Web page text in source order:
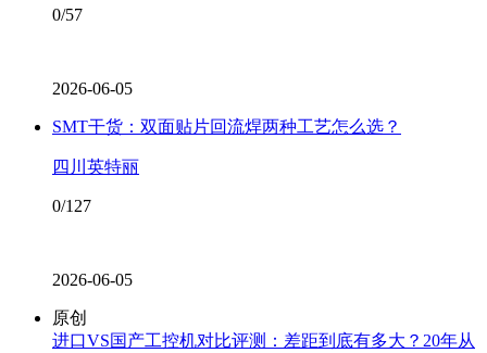
0/57
2026-06-05
SMT干货：双面贴片回流焊两种工艺怎么选？
四川英特丽
0/127
2026-06-05
原创
进口VS国产工控机对比评测：差距到底有多大？20年从